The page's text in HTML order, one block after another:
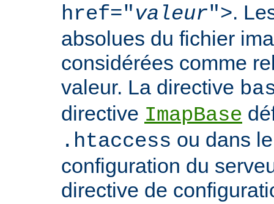
href="valeur">.
absolues du fichier
considérées comme
valeur. La directive
directive ImapBase
.htaccess ou dans
configuration du
directive de